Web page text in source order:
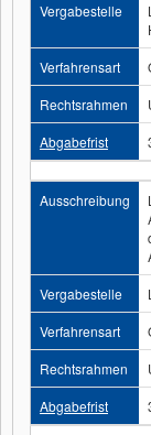
Vergabestelle
Verfahrensart
Rechtsrahmen
Abgabefrist
Ausschreibung
Vergabestelle
Verfahrensart
Rechtsrahmen
Abgabefrist